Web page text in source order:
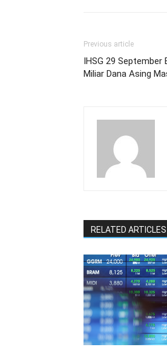
Previous article
IHSG 29 September
Miliar Dana Asing
RELATED ARTICLES